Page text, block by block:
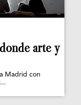
arte y
Madrid con